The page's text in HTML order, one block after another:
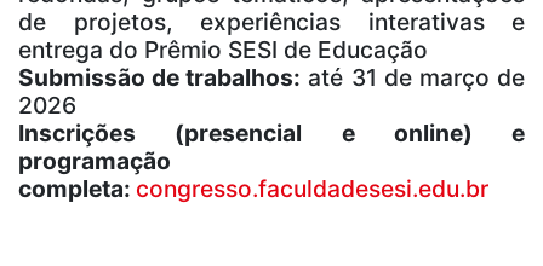
de projetos, experiências interativas e
entrega do Prêmio SESI de Educação
Submissão de trabalhos: até 31 de março de
2026
Inscrições (presencial e online) e
programação
completa: congresso.faculdadesesi.edu.br